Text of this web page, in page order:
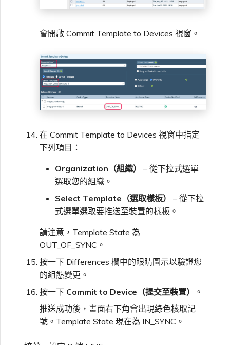
會開啟 Commit Template to Devices 視窗。
在 Commit Template to Devices 視窗中指定
下列項目：
Organization（組織）
– 從下拉式選單
選取您的組織。
Select Template（選取樣板）
– 從下拉
式選單選取要推送至裝置的樣板。
請注意，Template State 為
OUT_OF_SYNC。
按一下 Differences 欄中的眼睛圖示以驗證您
的組態變更。
按一下 Commit to Device（提交至裝置）
。
推送成功後，畫面右下角會出現綠色核取記
號。Template State 現在為 IN_SYNC。